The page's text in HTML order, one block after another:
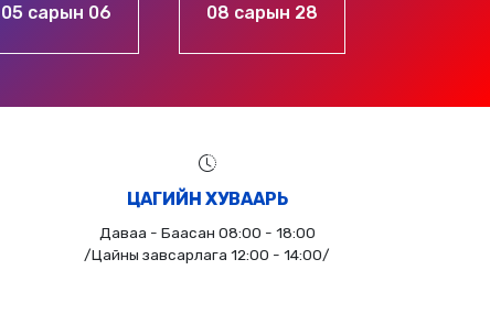
08 сарын 28 11 сарын 20
ЦАГИЙН ХУВААРЬ
Даваа - Баасан 08:00 - 18:00
/Цайны завсарлага 12:00 - 14:00/